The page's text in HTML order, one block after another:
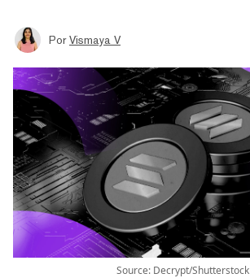
Por Vismaya V
Source: Decrypt/Shutterstock